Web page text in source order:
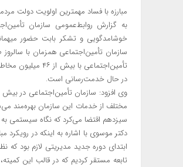
مبارزه با فساد مهمترین اولویت دولت
به گزارش روابط‌عمومی سازمان
خوشامدگویی و تشکر بابت حضور
تأمین‌اجتماعی
در حال خدمت‌رسانی است.
وی افزود: سازمان تأمین‌اجتماعی در بیش
مختلف از خدمات این سازمان بهره‌مند
سیزدهم اقتضا می‌کرد که نگاه سیستمی به
دکتر موسوی با اشاره به اینکه در رویکرد
ابتدای دوره جدید مدیریتی لازم بود که
تابعه مستقر کردیم که در قالب این